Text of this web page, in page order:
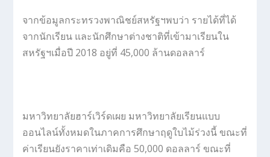
จากข้อมูลกระทรวงพาณิชย์สหรัฐฯพบว่า รายได้ที่ได้
จากนักเรียน และนักศึกษาต่างชาติที่เข้ามาเรียนใน
สหรัฐฯเมื่อปี 2018 อยู่ที่ 45,000 ล้านดอลลาร์
มหาวิทยาลัยฮาร์เวิร์ดเผย มหาวิทยาลัยเรียนแบบ
ออนไลน์ทั้งหมดในภาคการศึกษาฤดูใบไม้ร่วงนี้ ขณะที่
ค่าเรียนยังราคาเท่าเดิมคือ 50,000 ดอลลาร์ ขณะที่